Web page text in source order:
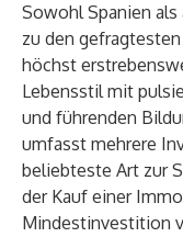
Sowohl Spanien
zu den
höchst
Lebensstil mit
und führenden
umfasst mehrere
beliebteste Art zur
der Kauf einer
Mindestinvestition